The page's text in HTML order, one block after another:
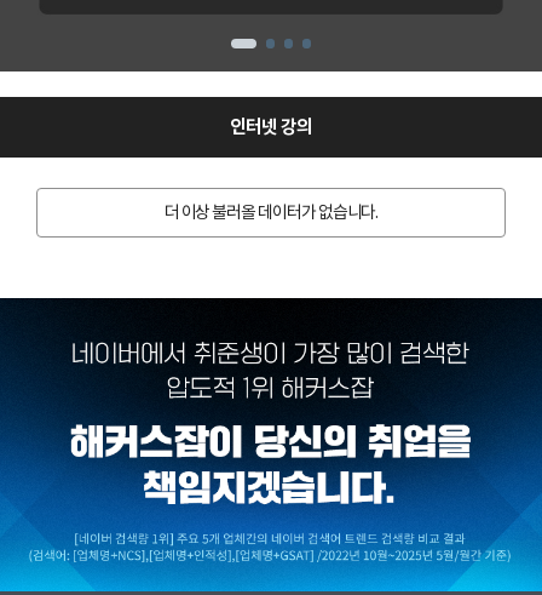
1 2 3 4
인터넷 강의
더 이상 불러올 데이터가 없습니다.